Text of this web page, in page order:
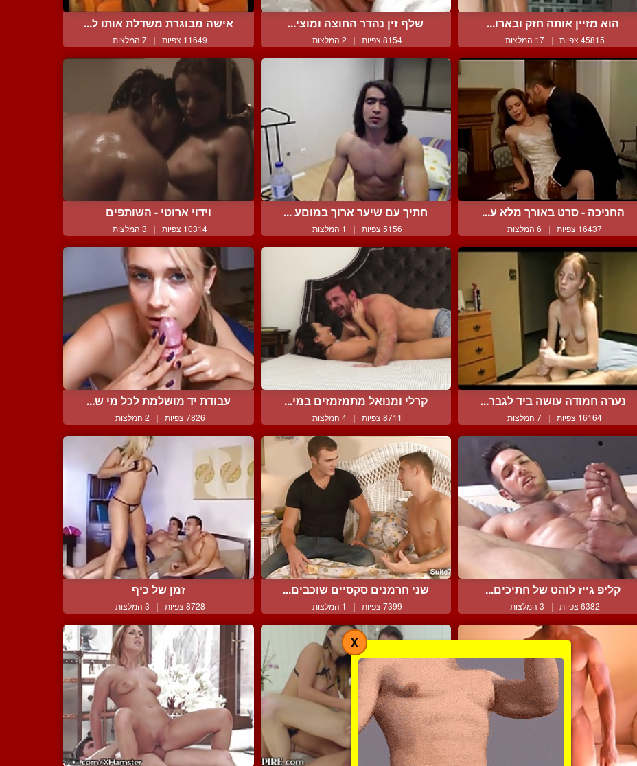
הוא מזיין אותה חזק ובארו...
45815 צפיות | 17 המלצות
שלף זין נהדר החוצה ומוצי...
8154 צפיות | 2 המלצות
אישה מבוגרת משדלת אותו ל...
11649 צפיות | 7 המלצות
החניכה - סרט באורך מלא ע...
16437 צפיות | 6 המלצות
חתיך עם שיער ארוך במוםע ...
5156 צפיות | 1 המלצות
וידוי ארוטי - השותפים
10314 צפיות | 3 המלצות
נערה חמודה עושה ביד לגבר...
16164 צפיות | 7 המלצות
קרלי ומנואל מתמזמזים במי...
8711 צפיות | 4 המלצות
עבודת יד מושלמת לכל מי ש...
7826 צפיות | 2 המלצות
קליפ גייז לוהט של חתיכים...
6382 צפיות | 3 המלצות
שני חרמנים סקסיים שוכבים...
7399 צפיות | 1 המלצות
זמן של כיף
8728 צפיות | 3 המלצות
X